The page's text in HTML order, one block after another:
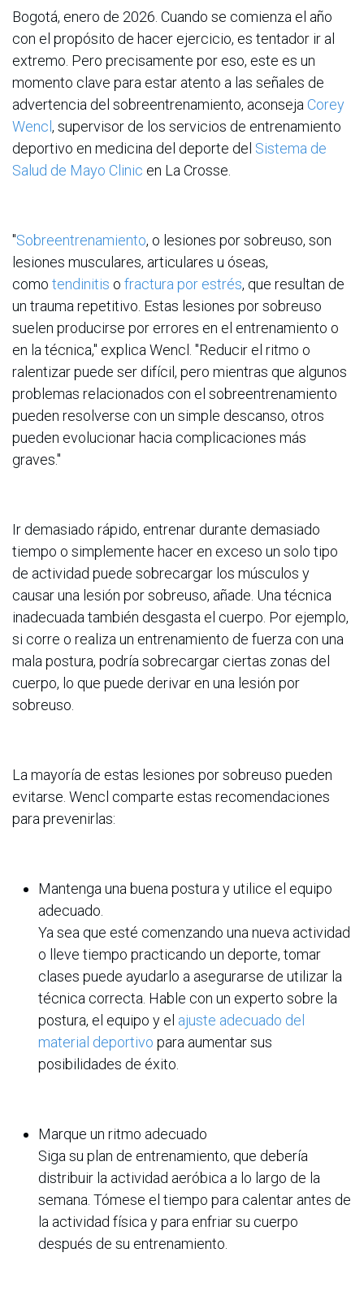
Bogotá, enero de 2026. Cuando se comienza el año
con el propósito de hacer ejercicio, es tentador ir al
extremo. Pero precisamente por eso, este es un
momento clave para estar atento a las señales de
advertencia del sobreentrenamiento, aconseja Corey
Wencl , supervisor de los servicios de entrenamiento
deportivo en medicina del deporte del Sistema de
Salud de Mayo Clinic en La Crosse.
"Sobreentrenamiento, o lesiones por sobreuso, son
lesiones musculares, articulares u óseas,
como tendinitis o fractura por estrés, que resultan de
un trauma repetitivo. Estas lesiones por sobreuso
suelen producirse por errores en el entrenamiento o
en la técnica," explica Wencl. "Reducir el ritmo o
ralentizar puede ser difícil, pero mientras que algunos
problemas relacionados con el sobreentrenamiento
pueden resolverse con un simple descanso, otros
pueden evolucionar hacia complicaciones más
graves."
Ir demasiado rápido, entrenar durante demasiado
tiempo o simplemente hacer en exceso un solo tipo
de actividad puede sobrecargar los músculos y
causar una lesión por sobreuso, añade. Una técnica
inadecuada también desgasta el cuerpo. Por ejemplo,
si corre o realiza un entrenamiento de fuerza con una
mala postura, podría sobrecargar ciertas zonas del
cuerpo, lo que puede derivar en una lesión por
sobreuso.
La mayoría de estas lesiones por sobreuso pueden
evitarse. Wencl comparte estas recomendaciones
para prevenirlas:
Mantenga una buena postura y utilice el equipo
adecuado.
Ya sea que esté comenzando una nueva actividad
o lleve tiempo practicando un deporte, tomar
clases puede ayudarlo a asegurarse de utilizar la
técnica correcta. Hable con un experto sobre la
postura, el equipo y el ajuste adecuado del
material deportivo para aumentar sus
posibilidades de éxito.
Marque un ritmo adecuado
Siga su plan de entrenamiento, que debería
distribuir la actividad aeróbica a lo largo de la
semana. Tómese el tiempo para calentar antes de
la actividad física y para enfriar su cuerpo
después de su entrenamiento.